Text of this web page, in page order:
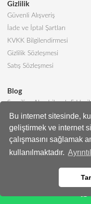
Bu internet sitesinde,
geliştirmek ve internet
çalışmasını sağlamak
kullanılmaktadır.
Gizlilik
Güvenli Alışveriş
İade ve İptal Şartları
KVKK Bilgilendirmesi
Gizlilik Sözleşmesi
Satış Sözleşmesi
Blog
Sevgiliye Alınabilecek 5
Butik Pasta Nedir?
Tüm Blog Yazıları